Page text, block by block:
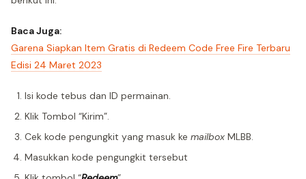
Baca Juga:
Garena Siapkan Item Gratis di Redeem Code Free Fire Terbaru
Edisi 24 Maret 2023
Isi kode tebus dan ID permainan.
Klik Tombol “Kirim”.
Cek kode pengungkit yang masuk ke mailbox MLBB.
Masukkan kode pengungkit tersebut